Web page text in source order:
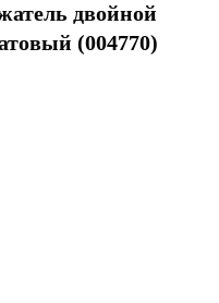
двойной
(004770)